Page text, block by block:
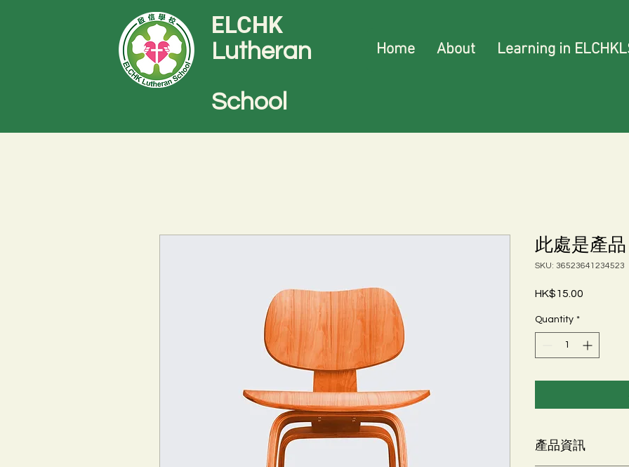
ELCHK
Lutheran
School
Home About Learning in
此處是產品
SKU: 36523641234523
HK$15.00
Quantity *
產品資訊